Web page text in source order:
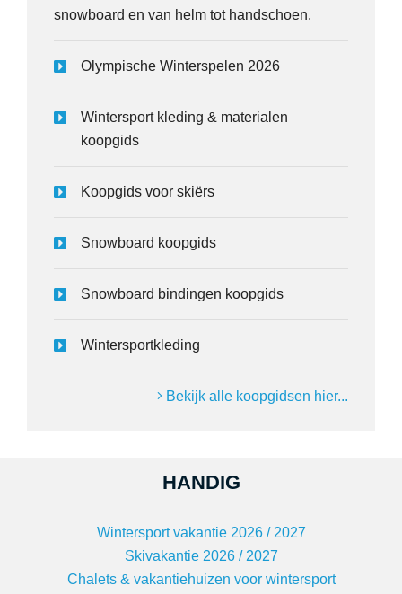
snowboard en van helm tot handschoen.
Olympische Winterspelen 2026
Wintersport kleding & materialen
koopgids
Koopgids voor skiërs
Snowboard koopgids
Snowboard bindingen koopgids
Wintersportkleding
Bekijk alle koopgidsen hier...
HANDIG
Wintersport vakantie 2026 / 2027
Skivakantie 2026 / 2027
Chalets & vakantiehuizen voor wintersport